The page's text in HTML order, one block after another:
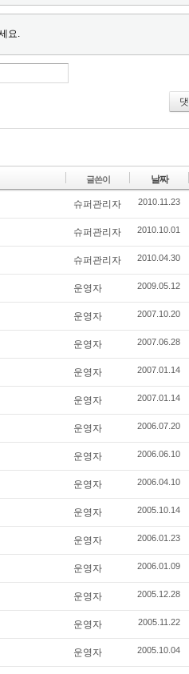
요.
글쓴이 날짜
슈퍼관리자 2010.11.23
슈퍼관리자 2010.10.01
슈퍼관리자 2010.04.30
운영자 2009.05.12
운영자 2007.10.20
운영자 2007.06.28
운영자 2007.01.14
운영자 2007.01.14
운영자 2006.07.20
운영자 2006.06.10
운영자 2006.04.10
운영자 2005.10.14
운영자 2006.01.23
운영자 2006.01.09
운영자 2005.12.28
운영자 2005.11.22
운영자 2005.10.04